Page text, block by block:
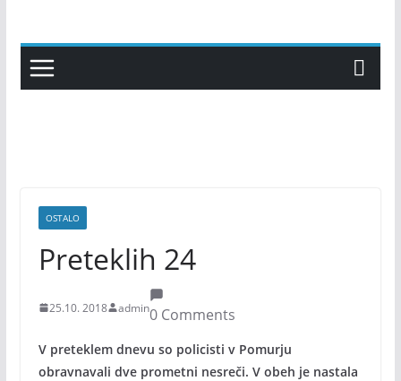
content
OSTALO
Preteklih 24
25.10. 2018 admin0 Comments
V preteklem dnevu so policisti v Pomurju
obravnavali dve prometni nesreči. V obeh je nastala